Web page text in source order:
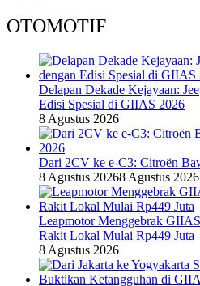
OTOMOTIF
Delapan Dekade Kejayaan:
Edisi Spesial di GIIAS 2026
8 Agustus 2026
Dari 2CV ke e-C3: Citroën
8 Agustus 20268 Agustus 2026
Leapmotor Menggebrak
Rakit Lokal Mulai Rp449 Juta
8 Agustus 2026